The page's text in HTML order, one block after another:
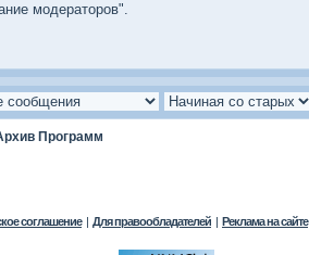
модераторов".
Программ
соглашение | Для правообладателей | Реклама на сайте